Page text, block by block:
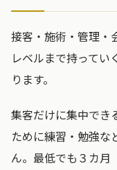
接客・施術・管理・
レベルまで持ってい
ります。
集客だけに集中でき
ために練習・勉強な
ん。最低でも３カ月